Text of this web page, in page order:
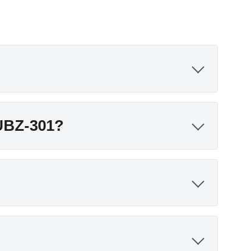
301?